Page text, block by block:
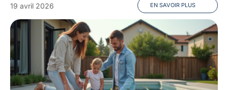
19 avril 2026 EN SAVOIR PLUS